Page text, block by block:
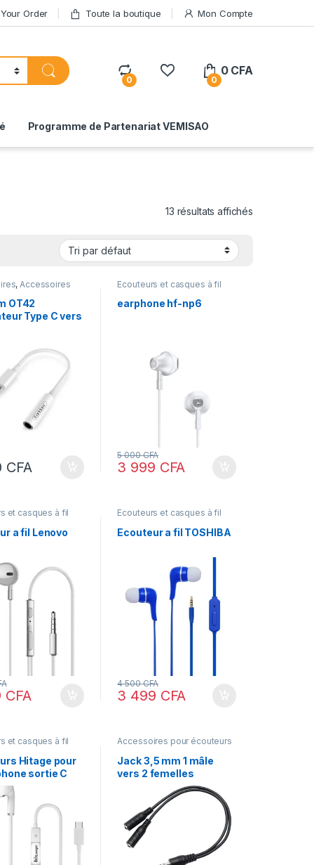
Order Toute la boutique Mon Compte
0 0
0 CFA
Programme de Partenariat VEMISAO
13 résultats affichés
, Accessoires
OT42
Type C vers
CFA
Ecouteurs et casques à fil
earphone hf-np6
3 999 CFA
5 000CFA
et casques à fil
a fil Lenovo
CFA
Ecouteurs et casques à fil
Ecouteur a fil TOSHIBA
3 499 CFA
4 500CFA
et casques à fil
Hitage pour
sortie C
Accessoires pour écouteurs
Jack 3,5 mm 1 mâle
vers 2 femelles